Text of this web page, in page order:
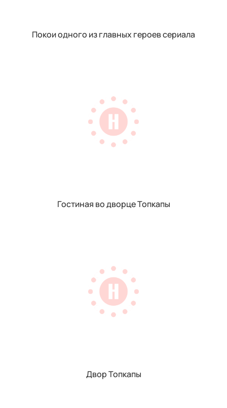
Покои одного из главных героев сериала
Гостиная во дворце Топкапы
Двор Топкапы